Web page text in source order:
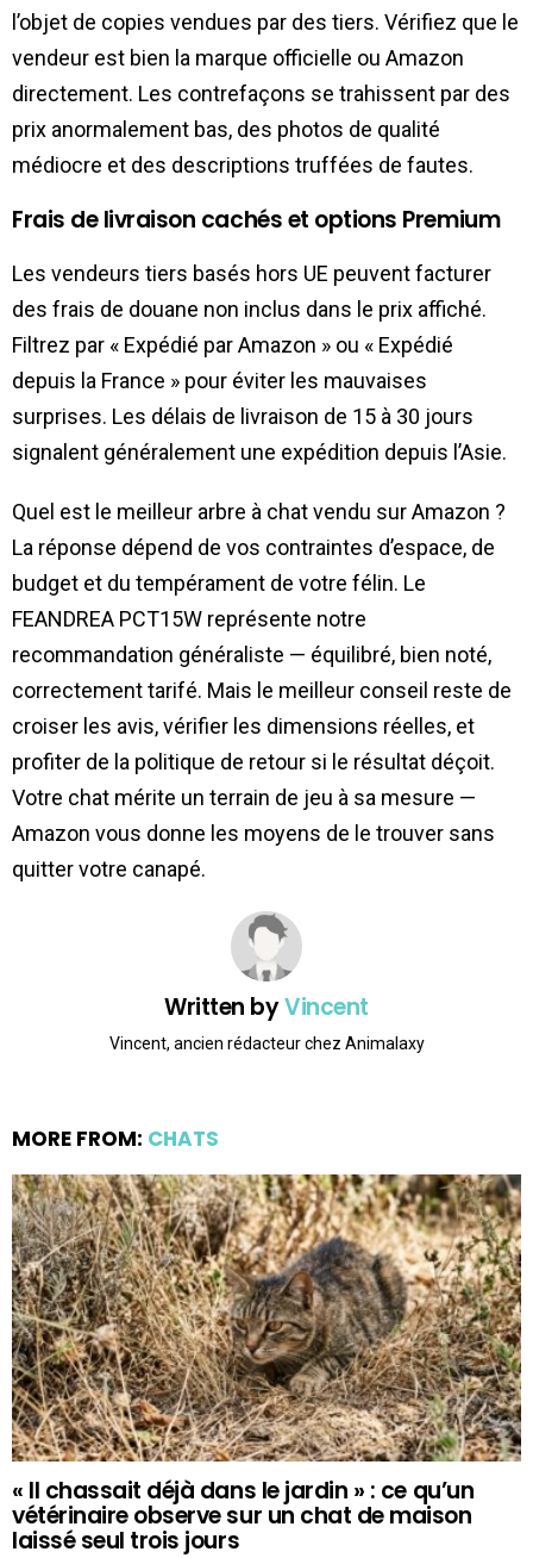
l’objet de copies vendues par des tiers. Vérifiez que le
vendeur est bien la marque officielle ou Amazon
directement. Les contrefaçons se trahissent par des
prix anormalement bas, des photos de qualité
médiocre et des descriptions truffées de fautes.
Frais de livraison cachés et options Premium
Les vendeurs tiers basés hors UE peuvent facturer
des frais de douane non inclus dans le prix affiché.
Filtrez par « Expédié par Amazon » ou « Expédié
depuis la France » pour éviter les mauvaises
surprises. Les délais de livraison de 15 à 30 jours
signalent généralement une expédition depuis l’Asie.
Quel est le meilleur arbre à chat vendu sur Amazon ?
La réponse dépend de vos contraintes d’espace, de
budget et du tempérament de votre félin. Le
FEANDREA PCT15W représente notre
recommandation généraliste — équilibré, bien noté,
correctement tarifé. Mais le meilleur conseil reste de
croiser les avis, vérifier les dimensions réelles, et
profiter de la politique de retour si le résultat déçoit.
Votre chat mérite un terrain de jeu à sa mesure —
Amazon vous donne les moyens de le trouver sans
quitter votre canapé.
Written byVincent
Vincent, ancien rédacteur chez Animalaxy
MORE FROM: CHATS
« Il chassait déjà dans le jardin » : ce qu’un
vétérinaire observe sur un chat de maison
laissé seul trois jours